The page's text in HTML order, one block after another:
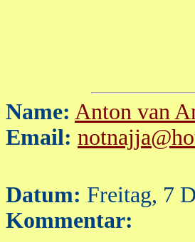
Name: Anton van
Email:
Datum: Freitag, 7
Kommentar: